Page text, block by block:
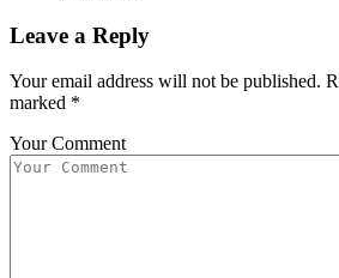
Leave a Reply
Your email address will not be published.
marked *
Your Comment